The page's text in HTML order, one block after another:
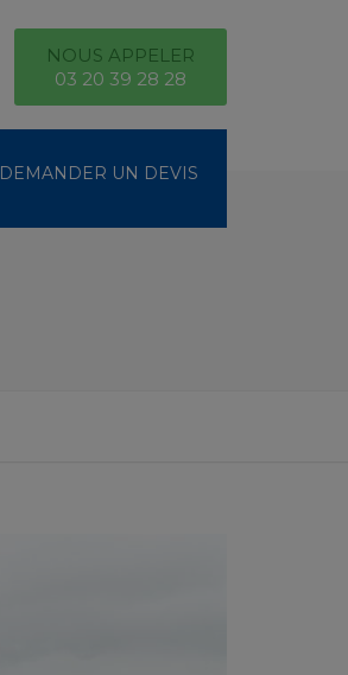
NOUS APPELER
03 20 39 28 28
DEMANDER UN DEVIS